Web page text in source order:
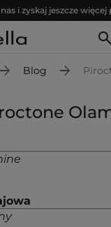
i zyskaj jeszcze
się na newsletter
Realizacja
się na newsletter
Blog